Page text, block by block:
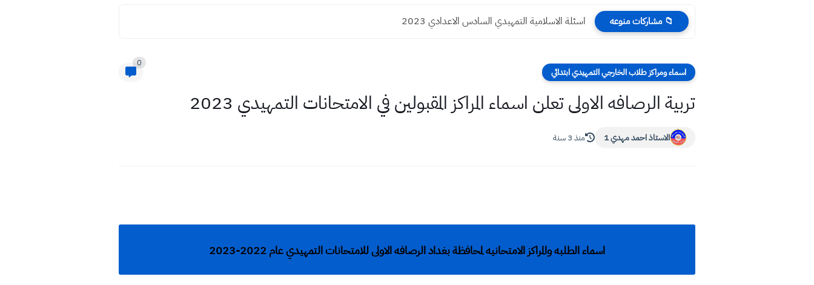
📁 مشاركات منوعه اسئلة الاسلامية التمهيدي السادس الاعدادي 2023
اسماء ومراكز طلاب الخارجي التمهيدي ابتدائي
0
تربية الرصافه الاولى تعلن اسماء المراكز المقبولين في الامتحانات التمهيدي 2023
الاستاذ احمد مهدي 1 منذ 3 سنة
اسماء الطلبه والمراكز الامتحانيه لمحافظة بغداد الرصافه الاولى للامتحانات التمهيدي عام 2022-2023